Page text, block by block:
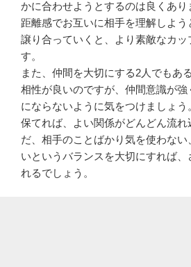
かに合わせようとするのは良くあ
距離感でお互いに相手を理解しよ
譲り合っていくと、より素敵なカ
す。
また、仲間を大切にする2人でもあ
相性が良いのですが、仲間意識が
にならないように気をつけましょ
保てれば、よい関係がどんどん流れ
だ、相手のことばかり気を使わな
いというバランスを大切にすれば
れるでしょう。